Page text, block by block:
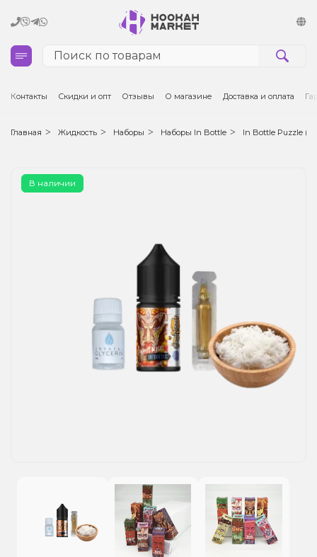
Кальяны
Табак для кальяна и кальянные смеси
Чаши для кальяна
Электронные сигареты (POD)
Комплектующие для POD
Жидкости для электронных сигарет
Подарочные наборы
Контакты Скидки и опт Отзывы О магазине Доставка и оплата
Главная Жидкость Наборы Наборы In Bottle In Bottle Puzzle
В наличии